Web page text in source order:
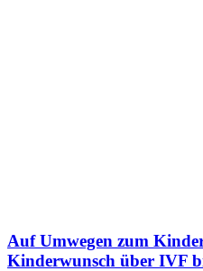
Auf Umwe­gen zum
Kin­der­wunsch über IVF